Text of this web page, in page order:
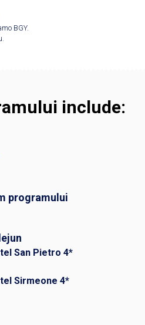
BGY.
include:
programului
San Pietro 4*
Sirmeone 4*